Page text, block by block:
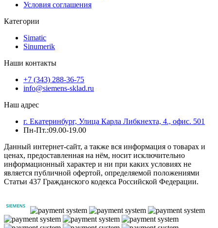
Условия соглашения
Категории
Simatic
Sinumerik
Наши контакты
+7 (343) 288-36-75
info@siemens-sklad.ru
Наш адрес
г. Екатеринбург, Улица Карла Либкнехта, 4., офис. 501
Пн-Пт.:09.00-19.00
Данный интернет-сайт, а также вся информация о товарах и
ценах, предоставленная на нём, носит исключительно
информационный характер и ни при каких условиях не
является публичной офертой, определяемой положениями
Статьи 437 Гражданского кодекса Российской Федерации.